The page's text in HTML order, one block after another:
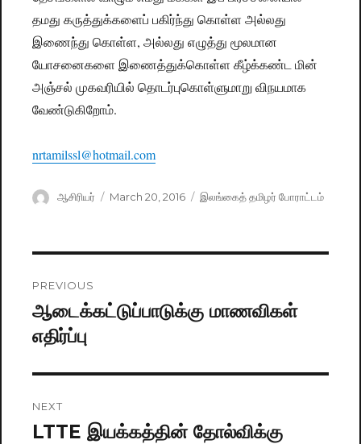
தமது கருத்துக்களைப் பகிர்ந்து கொள்ள அல்லது
இணைந்து கொள்ள, அல்லது எழுத்து மூலமான
யோசனைகளை இணைத்துக்கொள்ள கீழ்க்கண்ட மின்
அஞ்சல் முகவரியில் தொடர்புகொள்ளுமாறு விநயமாக
வேண்டுகிறோம்.
nrtamilssl@hotmail.com
Author
ஆசிரியர்
Posted
March 20, 2016 Categories
இலங்கைத் தமிழர் போராட்டம்
navigation
PREVIOUS
Previous
post:
ஆடைக்கட்டுப்பாடுக்கு மாணவிகள்
எதிர்ப்பு
NEXT
Next
LTTE இயக்கத்தின் தோல்விக்கு